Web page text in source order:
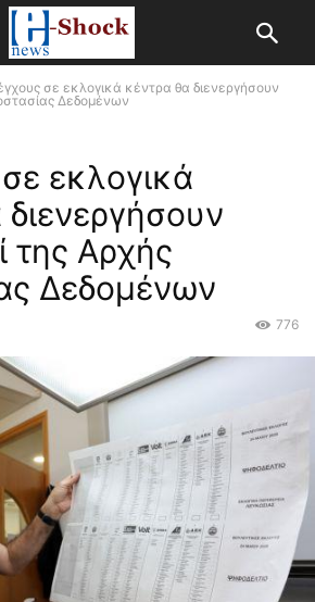
σε εκλογικά κέντρα θα διενεργήσουν
Δεδομένων
εκλογικά
της Αρχής
Δεδομένων
776